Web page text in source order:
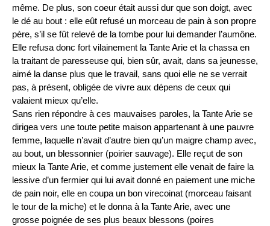
même. De plus, son coeur était aussi dur que son doigt, avec
le dé au bout : elle eût refusé un morceau de pain à son propre
père, s’il se fût relevé de la tombe pour lui demander l’aumône.
Elle refusa donc fort vilainement la Tante Arie et la chassa en
la traitant de paresseuse qui, bien sûr, avait, dans sa jeunesse,
aimé la danse plus que le travail, sans quoi elle ne se verrait
pas, à présent, obligée de vivre aux dépens de ceux qui
valaient mieux qu’elle.
Sans rien répondre à ces mauvaises paroles, la Tante Arie se
dirigea vers une toute petite maison appartenant à une pauvre
femme, laquelle n’avait d’autre bien qu’un maigre champ avec,
au bout, un blessonnier (poirier sauvage). Elle reçut de son
mieux la Tante Arie, et comme justement elle venait de faire la
lessive d’un fermier qui lui avait donné en paiement une miche
de pain noir, elle en coupa un bon virecoinat (morceau faisant
le tour de la miche) et le donna à la Tante Arie, avec une
grosse poignée de ses plus beaux blessons (poires